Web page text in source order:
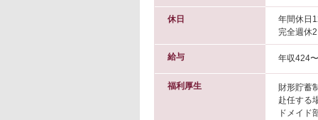
休日
年間休日
完全週休
給与 年収424
福利厚生
財形貯蓄
赴任する
ドメイド